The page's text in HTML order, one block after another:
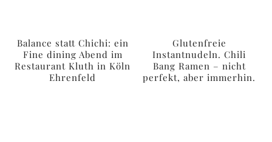
Balance statt Chichi: ein
Fine dining Abend im
Restaurant Kluth in Köln
Ehrenfeld
Glutenfreie
Instantnudeln. Chili
Bang Ramen – nicht
perfekt, aber immerhin.